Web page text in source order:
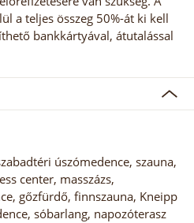
a teljes összeg 50%-át ki kell
bankkártyával, átutalással
úszómedence, szauna,
center, masszázs,
gőzfürdő, finnszauna, Kneipp
sóbarlang, napozóterasz